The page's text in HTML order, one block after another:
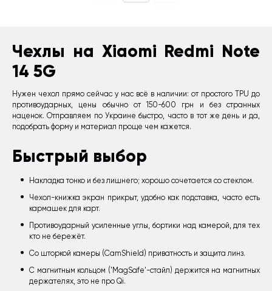
Чехлы на Xiaomi Redmi Note
14 5G
Нужен чехол прямо сейчас у нас всё в наличии: от простого TPU до
противоударных, цены обычно от 150-600 грн и без странных
наценок. Отправляем по Украине быстро, часто в тот же день и да,
подобрать форму и материал проще чем кажется.
Быстрый выбор
Накладка тонко и без лишнего; хорошо сочетается со стеклом.
Чехол-книжка экран прикрыт, удобно как подставка, часто есть
кармашек для карт.
Противоударный усиленные углы, бортики над камерой, для тех
кто не бережёт.
Со шторкой камеры (CamShield) приватность и защита линз.
С магнитным кольцом ('MagSafe'-стайл) держится на магнитных
держателях, это не про Qi.